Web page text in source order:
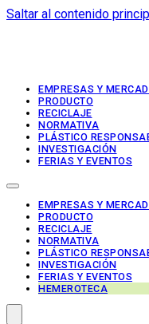
Saltar al contenido
EMPRESAS Y
PRODUCTO
RECICLAJE
NORMATIVA
PLÁSTICO
INVESTIGACIÓN
FERIAS Y EVENTOS
EMPRESAS Y
PRODUCTO
RECICLAJE
NORMATIVA
PLÁSTICO
INVESTIGACIÓN
FERIAS Y EVENTOS
HEMEROTECA